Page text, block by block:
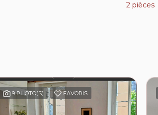
2 pièces
9 PHOTO(S) FAVORIS